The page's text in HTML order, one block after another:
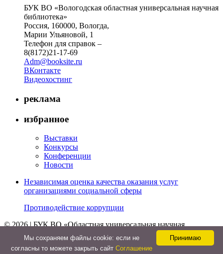
БУК ВО «Вологодская областная универсальная научная
библиотека»
Россия, 160000, Вологда,
Марии Ульяновой, 1
Телефон для справок –
8(8172)21-17-69
Adm@booksite.ru
ВКонтакте
Видеохостинг
реклама
избранное
Выставки
Конкурсы
Конференции
Новости
Независимая оценка качества оказания услуг
организациями социальной сферы
Противодействие коррупции
© 2026 | БУК ВО «Областная универсальная научная
библиотека»
Принимаю
Мы cохраняем файлы cookie: если не
согласны то можете закрыть сайт Соглашение